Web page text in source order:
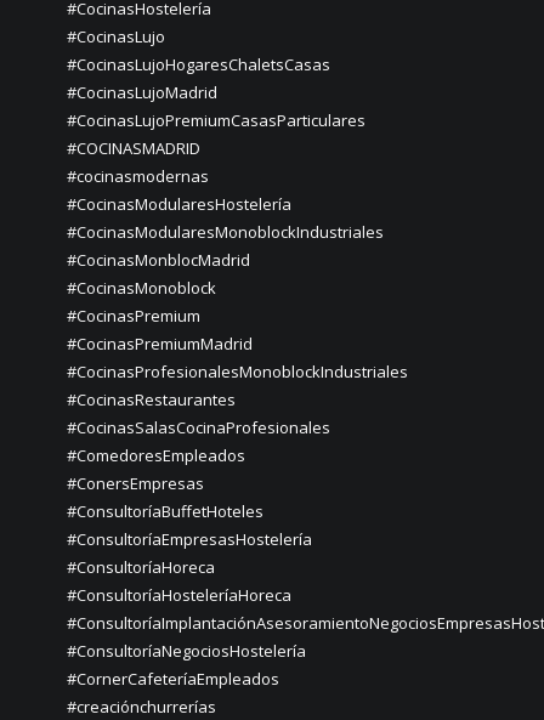
#CocinasHostelería
#CocinasLujo
#CocinasLujoHogaresChaletsCasas
#CocinasLujoMadrid
#CocinasLujoPremiumCasasParticulares
#COCINASMADRID
#cocinasmodernas
#CocinasModularesHostelería
#CocinasModularesMonoblockIndustriales
#CocinasMonblocMadrid
#CocinasMonoblock
#CocinasPremium
#CocinasPremiumMadrid
#CocinasProfesionalesMonoblockIndustriales
#CocinasRestaurantes
#CocinasSalasCocinaProfesionales
#ComedoresEmpleados
#ConersEmpresas
#ConsultoríaBuffetHoteles
#ConsultoríaEmpresasHostelería
#ConsultoríaHoreca
#ConsultoríaHosteleríaHoreca
#ConsultoríaNegociosHostelería
#CornerCafeteríaEmpleados
#creaciónchurrerías